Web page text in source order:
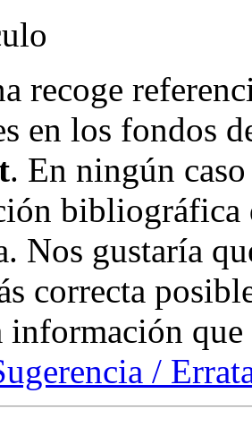
recoge
en los fondos
. En ningún
bibliográfica
Nos gustaría
correcta
información
/